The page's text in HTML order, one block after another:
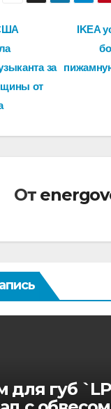
IKEA
за
от
От
для губ